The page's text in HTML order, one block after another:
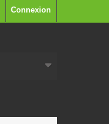
Connexion